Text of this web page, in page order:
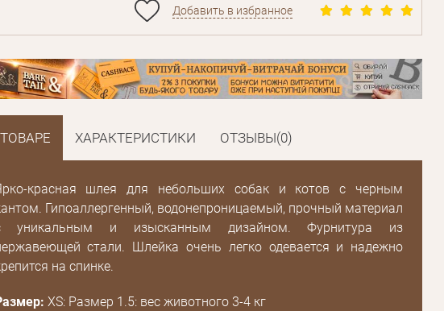
Добавить в избранное
ХАРАКТЕРИСТИКИ ОТЗЫВЫ(0)
красная шлея для небольших собак и котов с черным
Гипоаллергенный, водонепроницаемый, прочный материал
уникальным и изысканным дизайном. Фурнитура из
стали. Шлейка очень легко одевается и надежно
на спинке.
XS: Размер 1.5: вес животного 3-4 кг